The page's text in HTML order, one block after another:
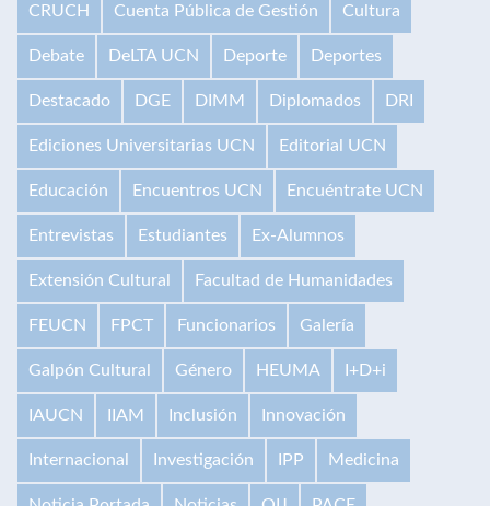
CRUCH Cuenta Pública de Gestión Cultura
Debate DeLTA UCN Deporte Deportes
Destacado DGE DIMM Diplomados DRI
Ediciones Universitarias UCN Editorial UCN
Educación Encuentros UCN Encuéntrate UCN
Entrevistas Estudiantes Ex-Alumnos
Extensión Cultural Facultad de Humanidades
FEUCN FPCT Funcionarios Galería
Galpón Cultural Género HEUMA I+D+i
IAUCN IIAM Inclusión Innovación
Internacional Investigación IPP Medicina